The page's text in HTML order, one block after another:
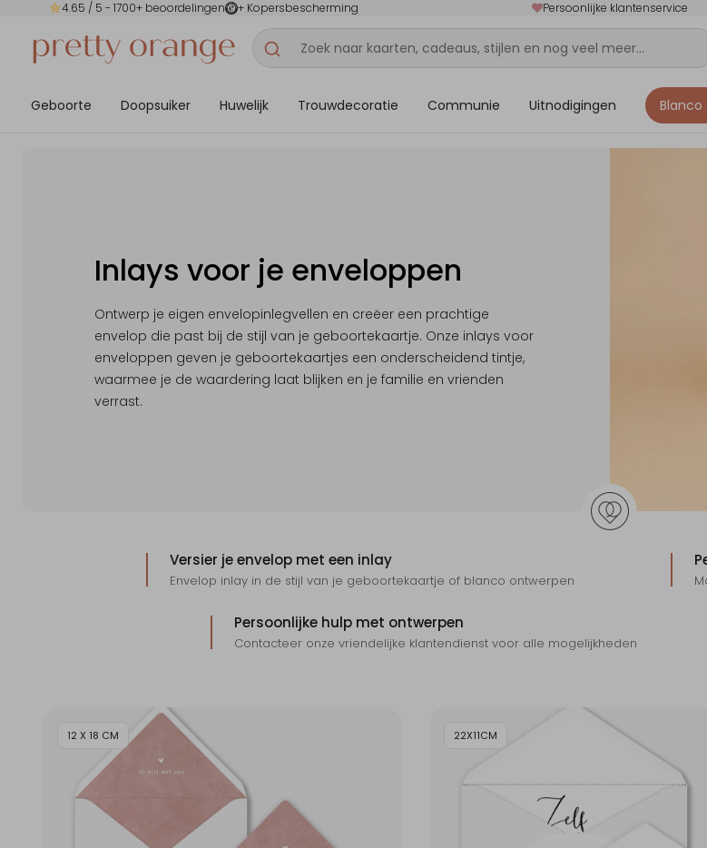
4.65 / 5 - 1700+ beoordelingen + Kopersbescherming Persoonlijke klantenservice
Geboorte Doopsuiker Huwelijk Trouwdecoratie Communie Uitnodigingen
Inlays voor je enveloppen
Ontwerp je eigen envelopinlegvellen en creëer een prachtige
envelop die past bij de stijl van je geboortekaartje. Onze inlays voor
enveloppen geven je geboortekaartjes een onderscheidend tintje,
waarmee je de waardering laat blijken en je familie en vrienden
verrast.
Versier je envelop met een inlay
Envelop inlay in de stijl van je geboortekaartje of blanco ontwerpen
Persoonlijke hulp met ontwerpen
Contacteer onze vriendelijke klantendienst voor alle mogelijkheden
12 X 18 CM 22X11CM